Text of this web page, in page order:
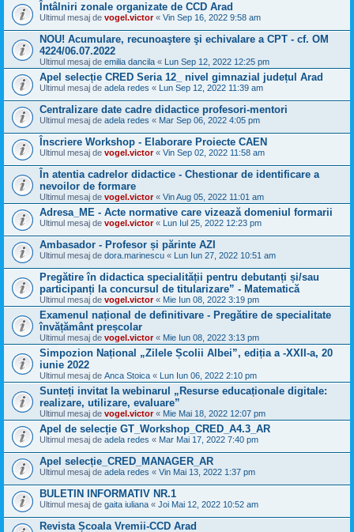
Întâlniri zonale organizate de CCD Arad
Ultimul mesaj de vogel.victor« Vin Sep 16, 2022 9:58 am
NOU! Acumulare, recunoaştere şi echivalare a CPT - cf. OM
4224/06.07.2022
Ultimul mesaj de emilia dancila « Lun Sep 12, 2022 12:25 pm
Apel selecție CRED Seria 12_ nivel gimnazial județul Arad
Ultimul mesaj de adela redes « Lun Sep 12, 2022 11:39 am
Centralizare date cadre didactice profesori-mentori
Ultimul mesaj de adela redes « Mar Sep 06, 2022 4:05 pm
Înscriere Workshop - Elaborare Proiecte CAEN
Ultimul mesaj de vogel.victor« Vin Sep 02, 2022 11:58 am
În atentia cadrelor didactice - Chestionar de identificare a
nevoilor de formare
Ultimul mesaj de vogel.victor« Vin Aug 05, 2022 11:01 am
Adresa_ME - Acte normative care vizează domeniul formarii
Ultimul mesaj de vogel.victor« Lun Iul 25, 2022 12:23 pm
Ambasador - Profesor și părinte AZI
Ultimul mesaj de dora.marinescu « Lun Iun 27, 2022 10:51 am
Pregătire în didactica specialității pentru debutanți și/sau
participanți la concursul de titularizare” - Matematică
Ultimul mesaj de vogel.victor« Mie Iun 08, 2022 3:19 pm
Examenul național de definitivare - Pregătire de specialitate
învățământ preșcolar
Ultimul mesaj de vogel.victor« Mie Iun 08, 2022 3:13 pm
Simpozion Național „Zilele Școlii Albei”, ediția a -XXII-a, 20
iunie 2022
Ultimul mesaj de Anca Stoica « Lun Iun 06, 2022 2:10 pm
Sunteți invitat la webinarul „Resurse educaționale digitale:
realizare, utilizare, evaluare”
Ultimul mesaj de vogel.victor« Mie Mai 18, 2022 12:07 pm
Apel de selecție GT_Workshop_CRED_A4.3_AR
Ultimul mesaj de adela redes « Mar Mai 17, 2022 7:40 pm
Apel selecție_CRED_MANAGER_AR
Ultimul mesaj de adela redes « Vin Mai 13, 2022 1:37 pm
BULETIN INFORMATIV NR.1
Ultimul mesaj de gaita iuliana « Joi Mai 12, 2022 10:52 am
Revista Școala Vremii-CCD Arad